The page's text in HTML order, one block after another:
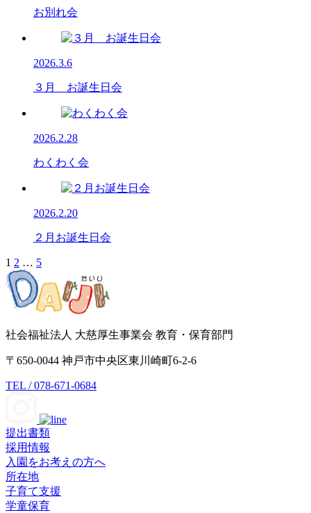
お別れ会
2026.3.6
３月 お誕生日会
2026.2.28
わくわく会
2026.2.20
２月お誕生日会
投
稿
の
ペ
ー
ジ
り
1 2 … 5
社会福祉法人 大慈厚生事業会 教育・保育部門
〒650-0044 神戸市中央区東川崎町6-2-6
TEL / 078-671-0684
提出書類
採用情報
入園をお考えの方へ
所在地
子育て支援
学童保育